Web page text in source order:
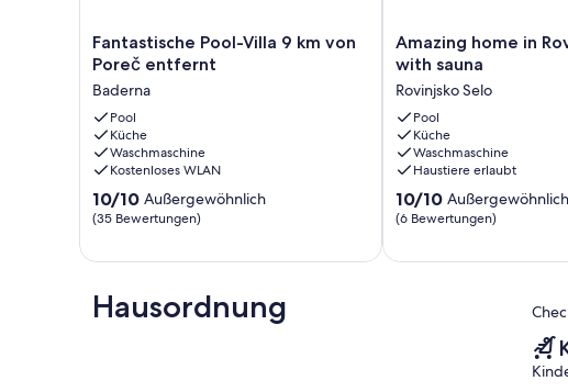
Die Villa Artist ist nur eine kurze Autofahrt von Porečs berühmter
entfernt. Besuchen Sie auch die nur 4,2 km entfernte Baredine-
Fantastische
Pool-
9
km
von
Poreč
entfernt
Baderna
Fantastische Pool-Villa 9 km von
Poreč entfernt
Baderna
Pool
Küche
Waschmaschine
Kostenloses WLAN
10.0
von
Bewertungen)
10/10 Außergewöhnlich
(35 Bewertungen)
Amazing
home
Rovinjsko
Selo
with
sauna
Rovinjsko
Selo
Amazing home in
with sauna
Rovinjsko Selo
Pool
Küche
Waschmaschine
Haustiere erlaubt
10.0
von
10/10 Außergewöhnlich
(6 Bewertungen)
Hausordnung